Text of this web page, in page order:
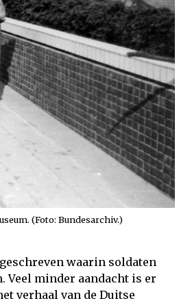
(Foto: Bundesarchiv.)
waarin soldaten
Veel minder aandacht is er
verhaal van de Duitse